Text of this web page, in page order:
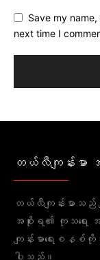
Save my
next time I
တယ်လီကျန်းမာ
တယ်လီကျန်းမာသည် က
အစိုးရ၏ ကုသရေး
ကျန်းမာရေးစနစ်
ပါသည်။